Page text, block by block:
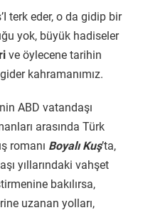
terk eder, o da gidip bir
yok, büyük hadiseler
ve öylecene tarihin
kahramanımız.
ABD vatandaşı
arasında Türk
romanı Boyalı Kuş’ta,
yıllarındaki vahşet
bakılırsa,
uzanan yolları,